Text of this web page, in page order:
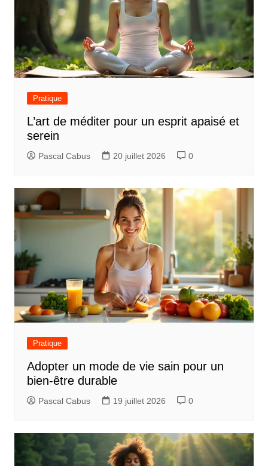
Pratique
L’art de méditer pour un esprit apaisé et
serein
Pascal Cabus 20 juillet 2026 0
Pratique
Adopter un mode de vie sain pour un
bien-être durable
Pascal Cabus 19 juillet 2026 0